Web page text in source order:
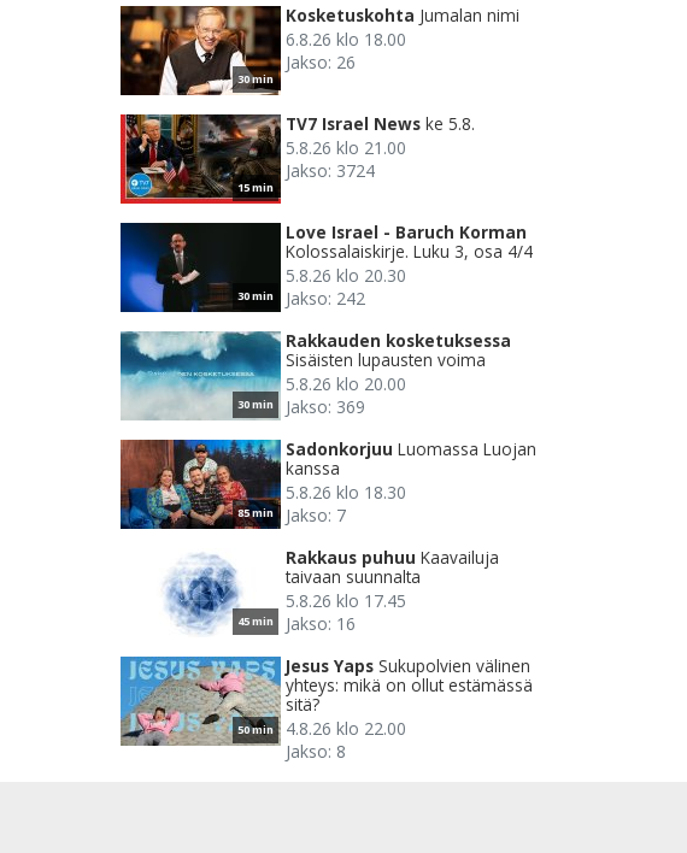
30 min
Kosketuskohta Jumalan nimi
6.8.26 klo 18.00
Jakso: 26
15 min
TV7 Israel News ke 5.8.
5.8.26 klo 21.00
Jakso: 3724
30 min
Love Israel - Baruch Korman
Kolossalaiskirje. Luku 3, osa 4/4
5.8.26 klo 20.30
Jakso: 242
30 min
Rakkauden kosketuksessa
Sisäisten lupausten voima
5.8.26 klo 20.00
Jakso: 369
85 min
Sadonkorjuu Luomassa Luojan
kanssa
5.8.26 klo 18.30
Jakso: 7
45 min
Rakkaus puhuu Kaavailuja
taivaan suunnalta
5.8.26 klo 17.45
Jakso: 16
50 min
Jesus Yaps Sukupolvien välinen
yhteys: mikä on ollut estämässä
sitä?
4.8.26 klo 22.00
Jakso: 8